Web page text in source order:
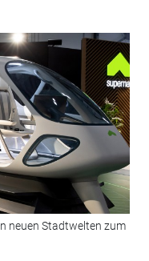
neuen Stadtwelten zum